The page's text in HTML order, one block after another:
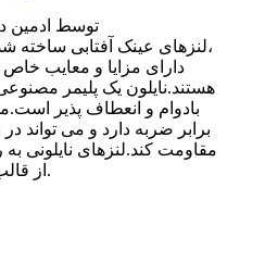
توسط ادمین در
لنزهای عینک آفتابی ساخته
هستند.نایلون یک پلیمر
بادوام و انعطاف پذیر
برابر ضربه دارد و می تواند
مقاومت کند.لنزهای نایلونی به
از قالب تولید می شوند.